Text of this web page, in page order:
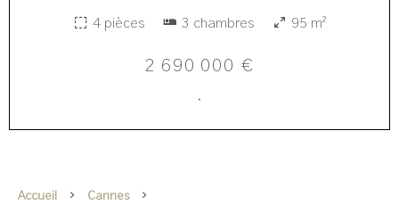
4 pièces 3 chambres 95 m²
2 690 000 €
·
Accueil Cannes